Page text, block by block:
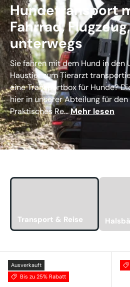
Hundetransport
Fahrrad,
unterwegs
Sie fahren mit dem Hund in den
Haustier zum Tierarzt
eine Transportbox für Hunde?
hier in unserer Abteilung für
Praktisches Re...Mehr lesen
Transport & Reise
Ausverkauft
Bis zu 25% Rabatt